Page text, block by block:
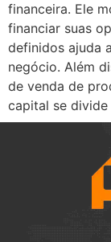
financeira. Ele
financiar suas
definidos ajuda
negócio. Além
de venda de
capital se